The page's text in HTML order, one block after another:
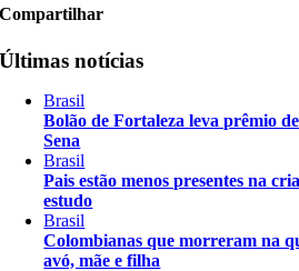
Compartilhar
Últimas notícias
Brasil
Bolão de Fortaleza leva prêmio
Sena
Brasil
Pais estão menos presentes na
estudo
Brasil
Colombianas que morreram na
avó, mãe e filha